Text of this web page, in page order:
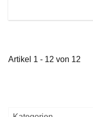
Artikel 1 - 12 von 12